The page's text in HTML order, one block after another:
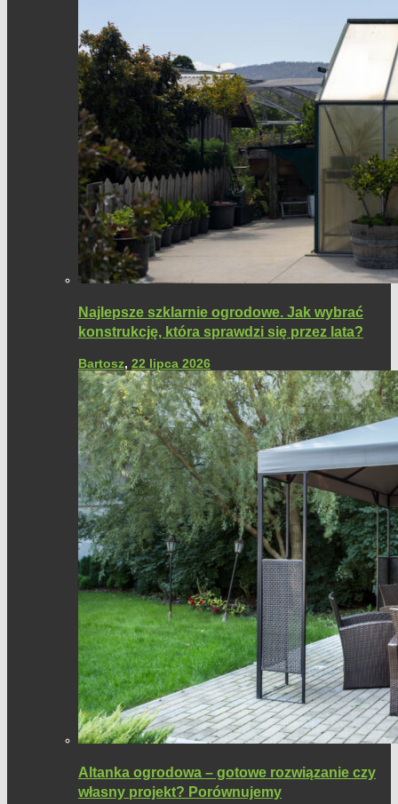
Najlepsze szklarnie ogrodowe. Jak wybrać
konstrukcję, która sprawdzi się przez lata?
Bartosz, 22 lipca 2026
Altanka ogrodowa – gotowe rozwiązanie czy
własny projekt? Porównujemy